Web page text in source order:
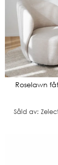
Roselawn
Såld av: